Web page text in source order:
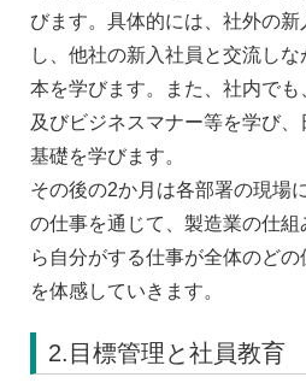
びます。具体的には、社外の
し、他社の新入社員と交流し
本を学びます。また、社内で
及びビジネスマナー等を学び
基礎を学びます。
その後の2か月は各部署の現場
の仕事を通じて、製造業の仕
ら自分がする仕事が全体のど
を体感していきます。
2.目標管理と社員教育